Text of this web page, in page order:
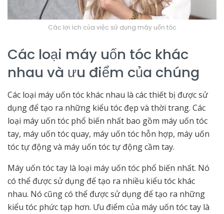
Các lợi ích của việc sử dụng máy uốn tóc
Các loại máy uốn tóc khác
nhau và ưu điểm của chúng
Các loại máy uốn tóc khác nhau là các thiết bị được sử
dụng để tạo ra những kiểu tóc đẹp và thời trang. Các
loại máy uốn tóc phổ biến nhất bao gồm máy uốn tóc
tay, máy uốn tóc quay, máy uốn tóc hỗn hợp, máy uốn
tóc tự động và máy uốn tóc tự động cầm tay.
Máy uốn tóc tay là loại máy uốn tóc phổ biến nhất. Nó
có thể được sử dụng để tạo ra nhiều kiểu tóc khác
nhau. Nó cũng có thể được sử dụng để tạo ra những
kiểu tóc phức tạp hơn. Ưu điểm của máy uốn tóc tay là